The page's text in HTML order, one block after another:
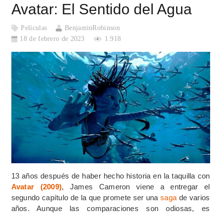
Avatar: El Sentido del Agua
Películas
BenjaminRobinson
18 de febrero de 2023
1.918
13 años después de haber hecho historia en la taquilla con
Avatar (2009), James Cameron viene a entregar el
segundo capítulo de la que promete ser unasaga de varios
años. Aunque las comparaciones son odiosas, es